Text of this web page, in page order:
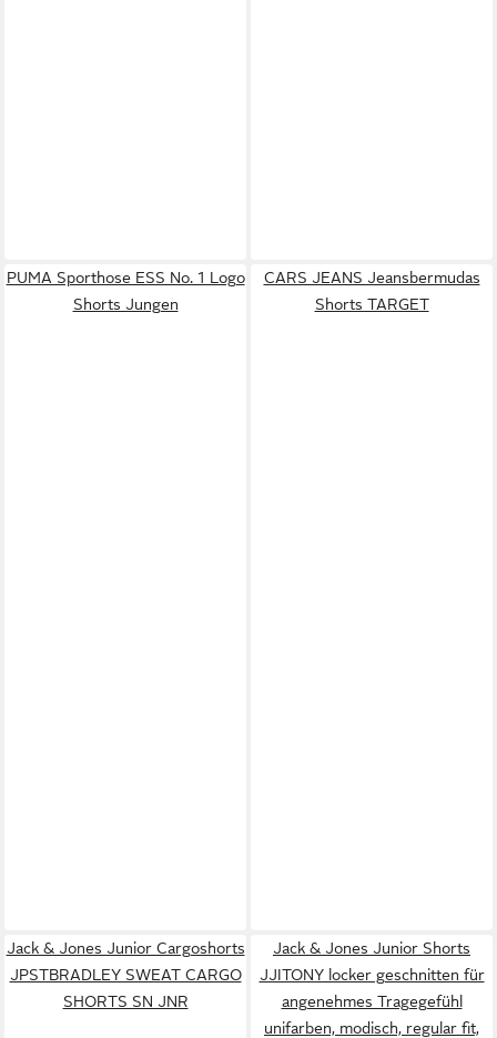
PUMA Sporthose ESS No. 1 Logo
Shorts Jungen
CARS JEANS Jeansbermudas
Shorts TARGET
Jack & Jones Junior Cargoshorts
JPSTBRADLEY SWEAT CARGO
SHORTS SN JNR
Jack & Jones Junior Shorts
JJITONY locker geschnitten für
angenehmes Tragegefühl
unifarben, modisch, regular fit,